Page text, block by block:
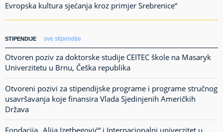
Evropska kultura sjećanja kroz primjer Srebrenice“
STIPENDIJE sve stipendije
Otvoren poziv za doktorske studije CEITEC škole na Masaryk
Univerzitetu u Brnu, Češka republika
Otvoreni pozivi za stipendijske programe i programe stručnog
usavršavanja koje finansira Vlada Sjedinjenih Američkih
Država